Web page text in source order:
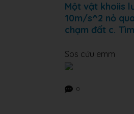
Một vật khoiis
10m/s^2 nỏ
chạm đất c.
Sos cứu emm
0